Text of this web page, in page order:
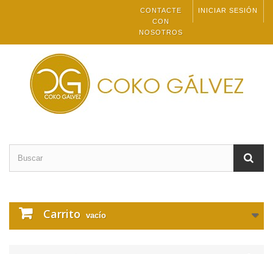
INICIAR SESIÓN
CONTACTE
CON
NOSOTROS
Carrito vacío